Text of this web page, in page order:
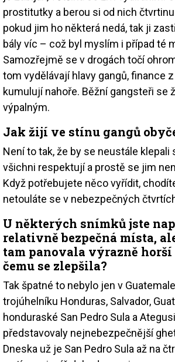
prostitutky a berou si od nich
pokud jim ho některá nedá, tak ji
bály víc – což byl myslím i případ té
Samozřejmě se v drogách točí
tom vydělávají hlavy gangů, finance
kumulují nahoře. Běžní gangsteři se
výpalným.
Jak žijí ve stínu gangů
Není to tak, že by se neustále klepali
všichni respektují a prostě se jim
Když potřebujete něco vyřídit,
netouláte se v nebezpečných
U některých snímků jste
relativně bezpečná místa,
tam panovala výrazně
čemu se zlepšila?
Tak špatné to nebylo jen v
trojúhelníku Honduras, Salvador,
honduraské San Pedro Sula a
představovaly nejnebezpečnější
Dneska už je San Pedro Sula až na